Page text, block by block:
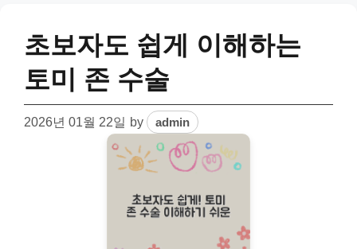
초보자도 쉽게 이해하는
토미 존 수술
2026년 01월 22일 by admin